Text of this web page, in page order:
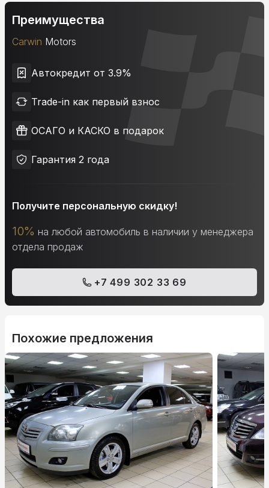
Преимущества
Carwin Motors
Автокредит от 3.9%
Trade-in как первый взнос
ОСАГО и КАСКО в подарок
Гарантия 2 года
Получите персональную скидку!
10% на любой автомобиль в наличии у менеджера
отдела продаж
+7 499 302 33 69
Похожие предложения